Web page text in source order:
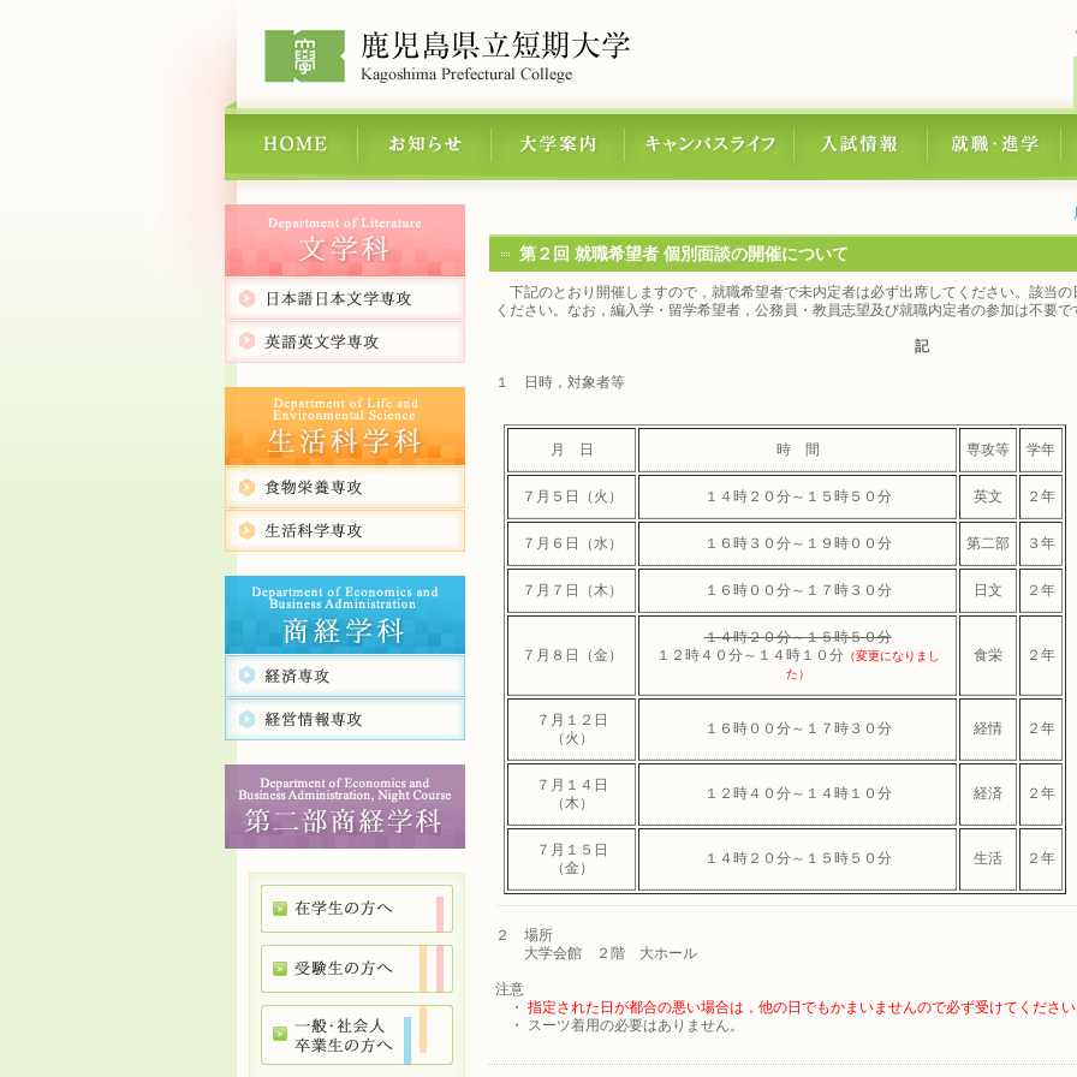
第２回 就職希望者 個別面談の開催について
下記のとおり開催しますので，就職希望者で未内定者は必ず出席してください。該当
ください。なお，編入学・留学希望者，公務員・教員志望及び就職内定者の参加は不要で
記
１ 日時，対象者等
月 日 時 間 専攻等 学年
７月５日（火） １４時２０分～１５時５０分 英文 ２年
７月６日（水） １６時３０分～１９時００分 第二部 ３年
７月７日（木） １６時００分～１７時３０分 日文 ２年
７月８日（金）
１４時２０分～１５時５０分
１２時４０分～１４時１０分（変更になりまし
た）
食栄 ２年
７月１２日
（火）
１６時００分～１７時３０分 経情 ２年
７月１４日
（木）
１２時４０分～１４時１０分 経済 ２年
７月１５日
（金）
１４時２０分～１５時５０分 生活 ２年
２ 場所
大学会館 ２階 大ホール
注意
・ 指定された日が都合の悪い場合は，他の日でもかまいませんので必ず受けてくださ
・ スーツ着用の必要はありません。